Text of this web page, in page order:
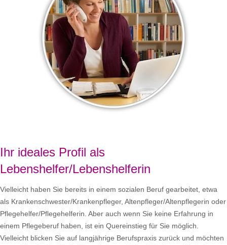
Ihr ideales Profil als
Lebenshelfer/Lebenshelferin
Vielleicht haben Sie bereits in einem sozialen Beruf gearbeitet, etwa
als Krankenschwester/Krankenpfleger, Altenpfleger/Altenpflegerin oder
Pflegehelfer/Pflegehelferin. Aber auch wenn Sie keine Erfahrung in
einem Pflegeberuf haben, ist ein Quereinstieg für Sie möglich.
Vielleicht blicken Sie auf langjährige Berufspraxis zurück und möchten